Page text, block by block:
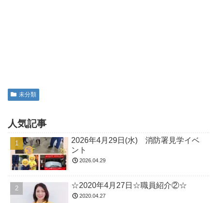
未分類
人気記事
2026年4月29日(水) 消防署見学イベ
ント
2026.04.29
☆2020年4月27日☆職員紹介②☆
2020.04.27